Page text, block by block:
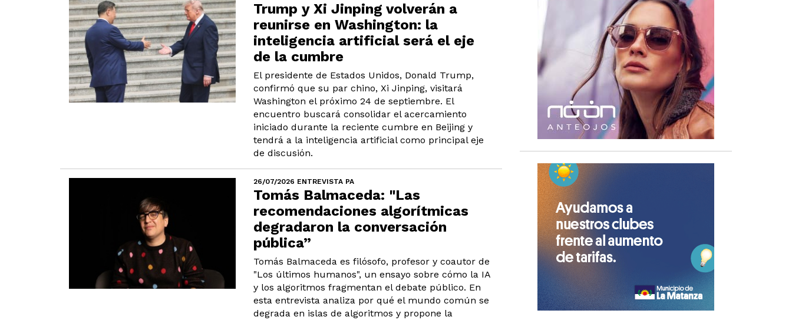
Trump y Xi Jinping volverán a
reunirse en Washington: la
inteligencia artificial será el eje
de la cumbre
El presidente de Estados Unidos, Donald Trump,
confirmó que su par chino, Xi Jinping, visitará
Washington el próximo 24 de septiembre. El
encuentro buscará consolidar el acercamiento
iniciado durante la reciente cumbre en Beijing y
tendrá a la inteligencia artificial como principal eje
de discusión.
26/07/2026 ENTREVISTA PA
Tomás Balmaceda: "Las
recomendaciones algorítmicas
degradaron la conversación
pública”
Tomás Balmaceda es filósofo, profesor y coautor de
"Los últimos humanos", un ensayo sobre cómo la IA
y los algoritmos fragmentan el debate público. En
esta entrevista analiza por qué el mundo común se
degrada en islas de algoritmos y propone la